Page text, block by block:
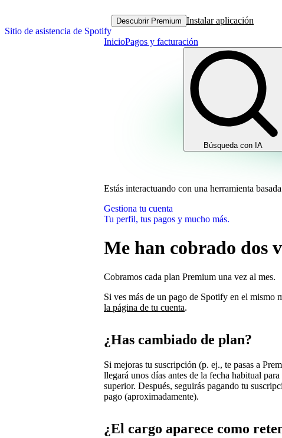
Sitio de asistencia de Spotify
Descubrir Premium Instalar aplicación
InicioPagos y facturación
Búsqueda con IA
Estás interactuando con una herramienta
Gestiona tu cuenta
Tu perfil, tus pagos y mucho más.
Me han cobrado dos
Cobramos cada plan Premium una vez al mes.
Si ves más de un pago de Spotify en el mismo
la página de tu cuenta.
¿Has cambiado de plan?
Si mejoras tu suscripción (p. ej., te pasas a
llegará unos días antes de la fecha habitual
superior. Después, seguirás pagando tu
pago (aproximadamente).
¿El cargo aparece como